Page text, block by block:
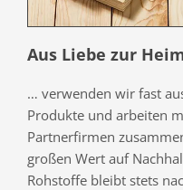
Aus Liebe zur
… verwenden wir fast
Produkte und arbeiten
Partnerfirmen
großen Wert auf
Rohstoffe bleibt stets